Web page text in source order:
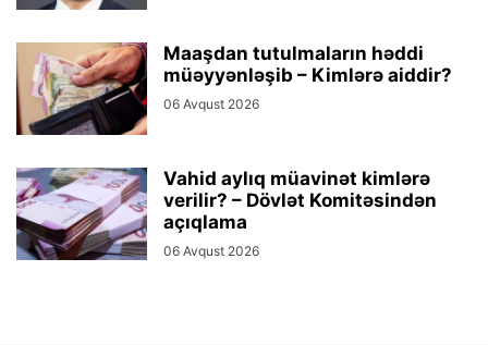
Maaşdan tutulmaların həddi
müəyyənləşib – Kimlərə aiddir?
06 Avqust 2026
Vahid aylıq müavinət kimlərə
verilir? – Dövlət Komitəsindən
açıqlama
06 Avqust 2026